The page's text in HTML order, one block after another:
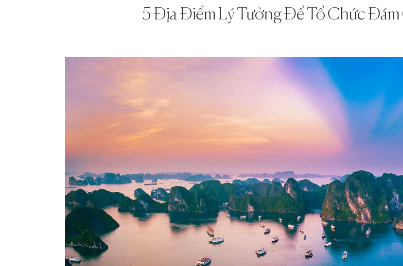
5 Địa Điểm Lý Tưởng Để Tổ Chức